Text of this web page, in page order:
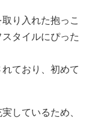
り入れた抱っこ
タイルにぴった
ており、初めて
しているため、